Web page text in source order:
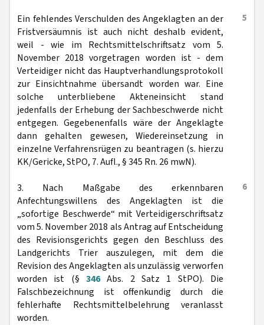
5
Ein fehlendes Verschulden des Angeklagten an der
Fristversäumnis ist auch nicht deshalb evident,
weil - wie im Rechtsmittelschriftsatz vom 5.
November 2018 vorgetragen worden ist - dem
Verteidiger nicht das Hauptverhandlungsprotokoll
zur Einsichtnahme übersandt worden war. Eine
solche unterbliebene Akteneinsicht stand
jedenfalls der Erhebung der Sachbeschwerde nicht
entgegen. Gegebenenfalls wäre der Angeklagte
dann gehalten gewesen, Wiedereinsetzung in
einzelne Verfahrensrügen zu beantragen (s. hierzu
KK/Gericke, StPO, 7. Aufl., § 345 Rn. 26 mwN).
6
3. Nach Maßgabe des erkennbaren
Anfechtungswillens des Angeklagten ist die
„sofortige Beschwerde“ mit Verteidigerschriftsatz
vom 5. November 2018 als Antrag auf Entscheidung
des Revisionsgerichts gegen den Beschluss des
Landgerichts Trier auszulegen, mit dem die
Revision des Angeklagten als unzulässig verworfen
worden ist (§ 346Abs. 2 Satz 1 StPO). Die
Falschbezeichnung ist offenkundig durch die
fehlerhafte Rechtsmittelbelehrung veranlasst
worden.